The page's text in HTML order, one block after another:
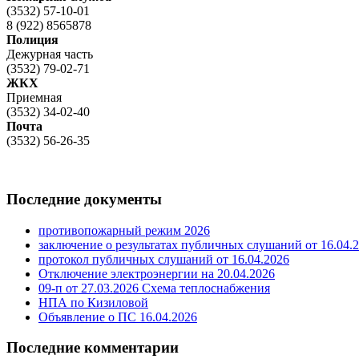
(3532) 57-10-01
8 (922) 8565878
Полиция
Дежурная часть
(3532) 79-02-71
ЖКХ
Приемная
(3532) 34-02-40
Почта
(3532) 56-26-35
Последние документы
противопожарный режим 2026
заключение о результатах публичных слушаний от
протокол публичных слушаний от 16.04.2026
Отключение электроэнергии на 20.04.2026
09-п от 27.03.2026 Схема теплоснабжения
НПА по Кизиловой
Объявление о ПС 16.04.2026
Последние комментарии